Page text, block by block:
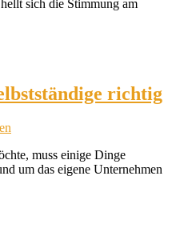
sich die Stimmung am
richtig
muss einige Dinge
um das eigene Unternehmen